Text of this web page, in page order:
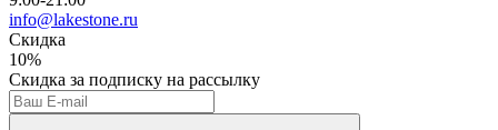
info@lakestone.ru
Скидка
10%
Скидка за подписку на рассылку